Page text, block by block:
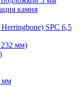
камня
SPC 6,5
232 мм)
мм